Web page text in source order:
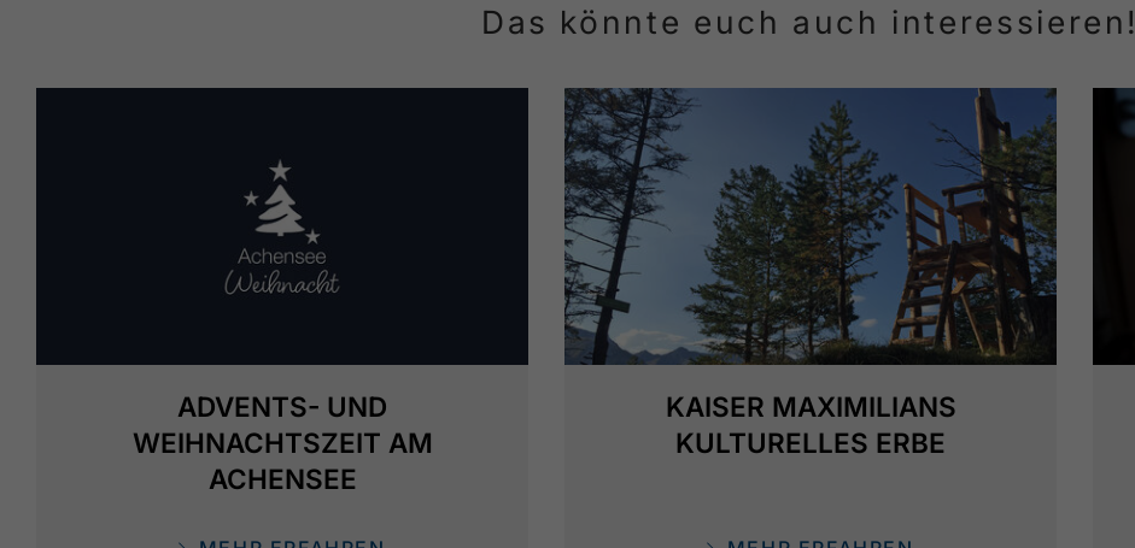
Das könnte euch auch interessieren!
ADVENTS- UND
WEIHNACHTSZEIT AM
ACHENSEE
KAISER MAXIMILIANS
KULTURELLES ERBE